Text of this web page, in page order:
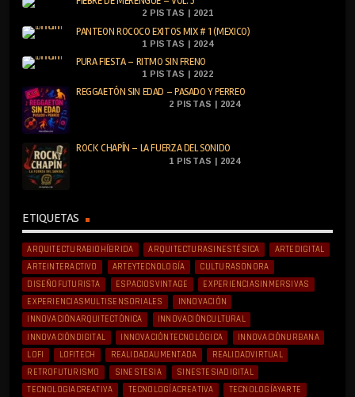
2 PISTAS | 2021
PANTEON ROCOCO EXITOS MIX # 1 (MEXICO)
1 PISTAS | 2024
PURA FIESTA – RITMO SIN FRENO
1 PISTAS | 2022
REGGAETÓN SIN EDAD – PASADO Y PERREO
2 PISTAS | 2024
ROCK CHAPÍN – LA FUERZA DEL SONIDO
1 PISTAS | 2024
ETIQUETAS
ARQUITECTURABIOHÍBRIDA ARQUITECTURASINESTÉSICA
ARTEDIGITAL
ARTEINTERACTIVO
ARTEYTECNOLOGÍA
CULTURASONORA
DISEÑOFUTURISTA
ESPACIOSVINTAGE
EXPERIENCIASINMERSIVAS
EXPERIENCIASMULTISENSORIALES
INNOVACIÓN
INNOVACIÓNARQUITECTÓNICA
INNOVACIÓNCULTURAL
INNOVACIÓNDIGITAL
INNOVACIÓNTECNOLÓGICA
INNOVACIÓNURBANA
LOFI
LOFITECH REALIDADAUMENTADA
REALIDADVIRTUAL
RETROFUTURISMO
SINESTESIA
SINESTESIADIGITAL
TECNOLOGIACREATIVA
TECNOLOGÍACREATIVA TECNOLOGÍAYARTE